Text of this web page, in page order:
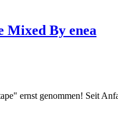
Mixed By enea
ernst genommen! Seit